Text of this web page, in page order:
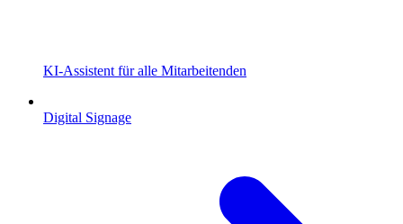
KI-Assistent für alle Mitarbeitenden
Digital Signage